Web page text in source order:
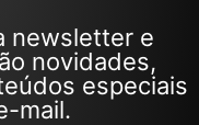
newsletter e
novidades,
especiais
mail.